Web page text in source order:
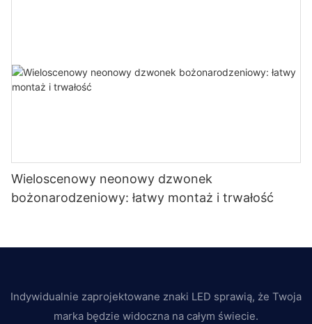
Wieloscenowy neonowy dzwonek
bożonarodzeniowy: łatwy montaż i trwałość
Indywidualnie zaprojektowane znaki LED sprawią, że Twoja
marka będzie widoczna na całym świecie.